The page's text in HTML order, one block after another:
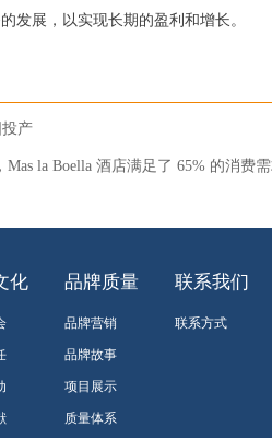
发展，以实现长期的盈利和增长。
产
la Boella 酒店满足了 65% 的消费
化 品牌质量
品牌营销
品牌故事
项目展示
质量体系
联系我们
联系方式